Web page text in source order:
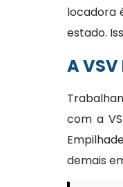
locadora
estado.
A
com a
demais